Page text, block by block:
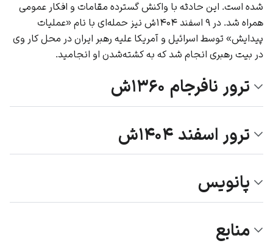
شده است. این حادثه با واکنش گسترده مقامات و افکار عمومی
همراه شد. در ۹ اسفند
۱۴۰۴ش نیز حمله‌ای با نام «عملیات
پیدایش» توسط اسرائیل و آمریکا علیه رهبر ایران در محل کار وی
در بیت رهبری انجام شد که به کشته‌شدن او انجامید.
ترور نافرجام ۱۳۶۰ش
ترور اسفند ۱۴۰۴ش
پانویس
منابع